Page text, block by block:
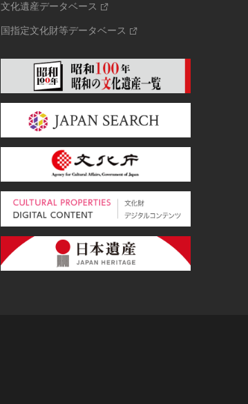
文化遺産データベース
国指定文化財等データベース